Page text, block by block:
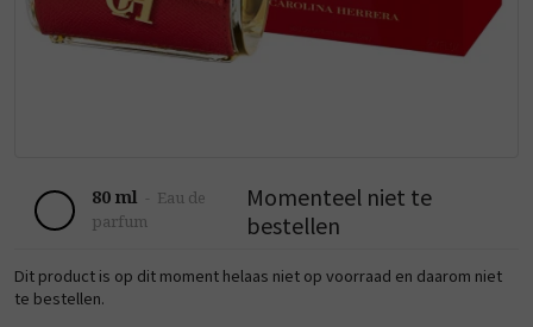
80 ml - Eau de
parfum
Momenteel niet te
bestellen
Dit product is op dit moment helaas niet op voorraad en daarom niet
te bestellen.